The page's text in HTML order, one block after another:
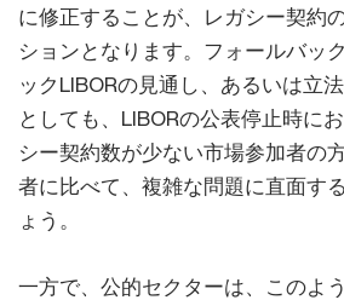
に修正することが、レガシー契約
ションとなります。フォールバッ
ックLIBORの見通し、あるいは立
としても、LIBORの公表停止時に
シー契約数が少ない市場参加者の
者に比べて、複雑な問題に直面す
ょう。
一方で、公的セクターは、このよ